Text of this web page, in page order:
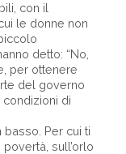
con il
le donne non
detto: “No,
per ottenere
del governo
di
basso. Per cui ti
sull’orlo